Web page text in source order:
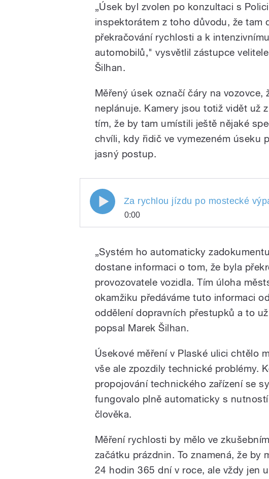
„Úsek byl zvolen po konzultaci s
inspektorátem z toho důvodu, že tam
překračování rychlosti a k
automobilů," vysvětlil zástupce
Šilhan.
Měřený úsek označí čáry na
neplánuje. Kamery jsou totiž vidět už
tím, že by tam umístili ještě nějaké
chvíli, kdy řidič ve vymezeném úseku
jasný postup.
pause
Za rychlou jízdu po mostecké
0:00
Plzni začnou od léta padat
spustí úsekové měření
Lukáš
„Systém ho automaticky
dostane informaci o tom, že byla
provozovatele vozidla. Tím úloha
okamžiku předáváme tuto informaci
oddělení dopravních přestupků a to
popsal Marek Šilhan.
Úsekové měření v Plaské ulici chtělo
vše ale zpozdily technické problémy.
propojování technického zařízení se
fungovalo plně automaticky s
člověka.
Měření rychlosti by mělo ve
začátku prázdnin. To znamená, že by
24 hodin 365 dní v roce, ale vždy jen